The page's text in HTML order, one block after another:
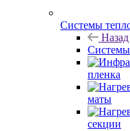
Системы
Назад
Системы
пленка
маты
секции